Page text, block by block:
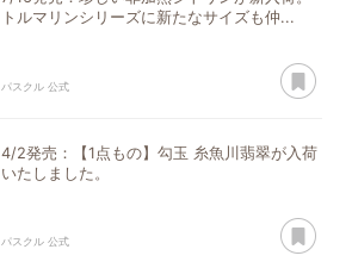
トルマリンシリーズに新たなサイズも仲...
パスクル 公式
4/2発売：【1点もの】勾玉 糸魚川翡翠が入荷
いたしました。
パスクル 公式